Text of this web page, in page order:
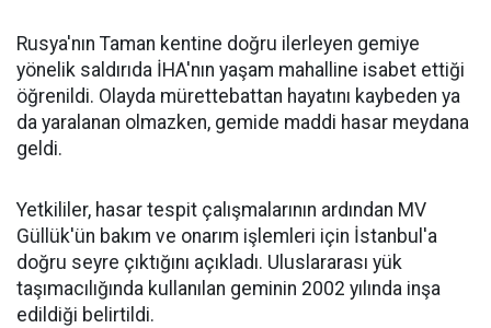
Rusya'nın Taman kentine doğru ilerleyen gemiye
yönelik saldırıda İHA'nın yaşam mahalline isabet ettiği
öğrenildi. Olayda mürettebattan hayatını kaybeden ya
da yaralanan olmazken, gemide maddi hasar meydana
geldi.
Yetkililer, hasar tespit çalışmalarının ardından MV
Güllük'ün bakım ve onarım işlemleri için İstanbul'a
doğru seyre çıktığını açıkladı. Uluslararası yük
taşımacılığında kullanılan geminin 2002 yılında inşa
edildiği belirtildi.